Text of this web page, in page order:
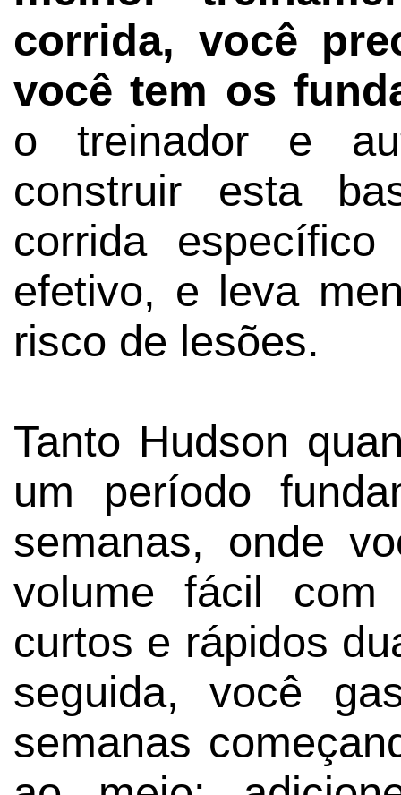
corrida, você
você tem os
o treinador e
construir esta
corrida
efetivo, e leva
risco de lesões.
Tanto Hudson
um período
semanas, onde
volume fácil com
curtos e rápidos
seguida, você
semanas